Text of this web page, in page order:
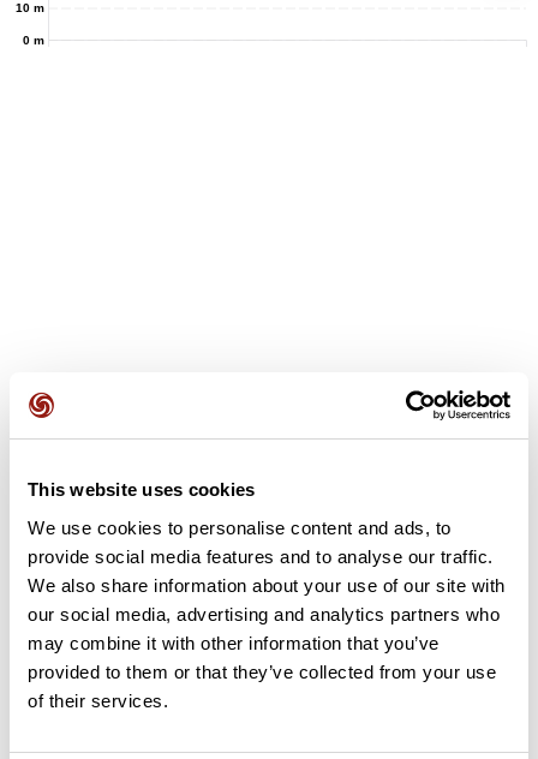
This website uses cookies
We use cookies to personalise content and ads, to
provide social media features and to analyse our traffic.
We also share information about your use of our site with
our social media, advertising and analytics partners who
may combine it with other information that you’ve
provided to them or that they’ve collected from your use
of their services.
0 m
10 m
Ajouter un avis
Découvrez ce parcours de trail de 13,9 km à proximité de